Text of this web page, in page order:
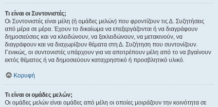
Τι είναι οι Συντονιστές;
Οι Συντονιστές είναι μέλη (ή ομάδες μελών) που φροντίζουν τις Δ. Συζητήσεις
από μέρα σε μέρα. Έχουν το δικαίωμα να επεξεργάζονται ή να διαγράφουν
δημοσιεύσεις και να κλειδώνουν, να ξεκλειδώνουν, να μετακινούν, να
διαγράφουν και να διαχωρίζουν θέματα στη Δ. Συζήτηση που συντονίζουν.
Γενικώς, οι συντονιστές υπάρχουν για να αποτρέπουν μέλη από το να βγαίνουν
εκτός θέματος ή να δημοσιεύουν καταχρηστικό ή προσβλητικό υλικό.
Κορυφή
Τι είναι οι ομάδες μελών;
Οι ομάδες μελών είναι ομάδες από μέλη οι οποίες μοιράζουν την κοινότητα σε